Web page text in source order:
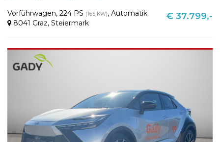
Vorführwagen, 224 PS (165 KW), Automatik
8041 Graz, Steiermark
€ 37.799,-